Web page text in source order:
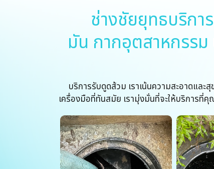
ช่างชัยยุทธบริกา
มัน​ กากอุตสาหกรรม​
บริการรับดูดส้วม เราเน้นความสะอาดแล
เครื่องมือที่ทันสมัย เรามุ่งมั่นที่จะให้บริการ